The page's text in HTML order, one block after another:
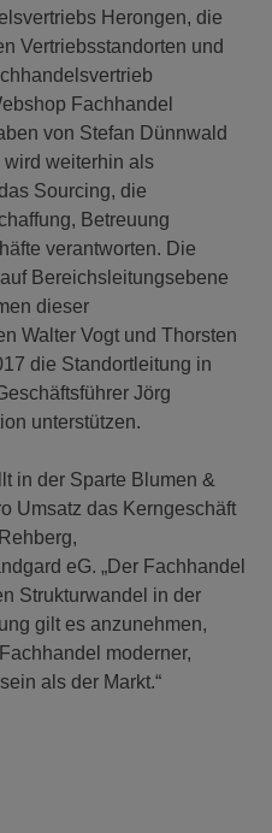
Herongen, die
Vertriebsstandorten und
Fachhandel
von Stefan Dünnwald
weiterhin als
Sourcing, die
Betreuung
verantworten. Die
Bereichsleitungsebene
dieser
Walter Vogt und Thorsten
die Standortleitung in
Jörg
unterstützen.
in der Sparte Blumen &
Umsatz das Kerngeschäft
eG. „Der Fachhandel
Strukturwandel in der
gilt es anzunehmen,
moderner,
als der Markt.“